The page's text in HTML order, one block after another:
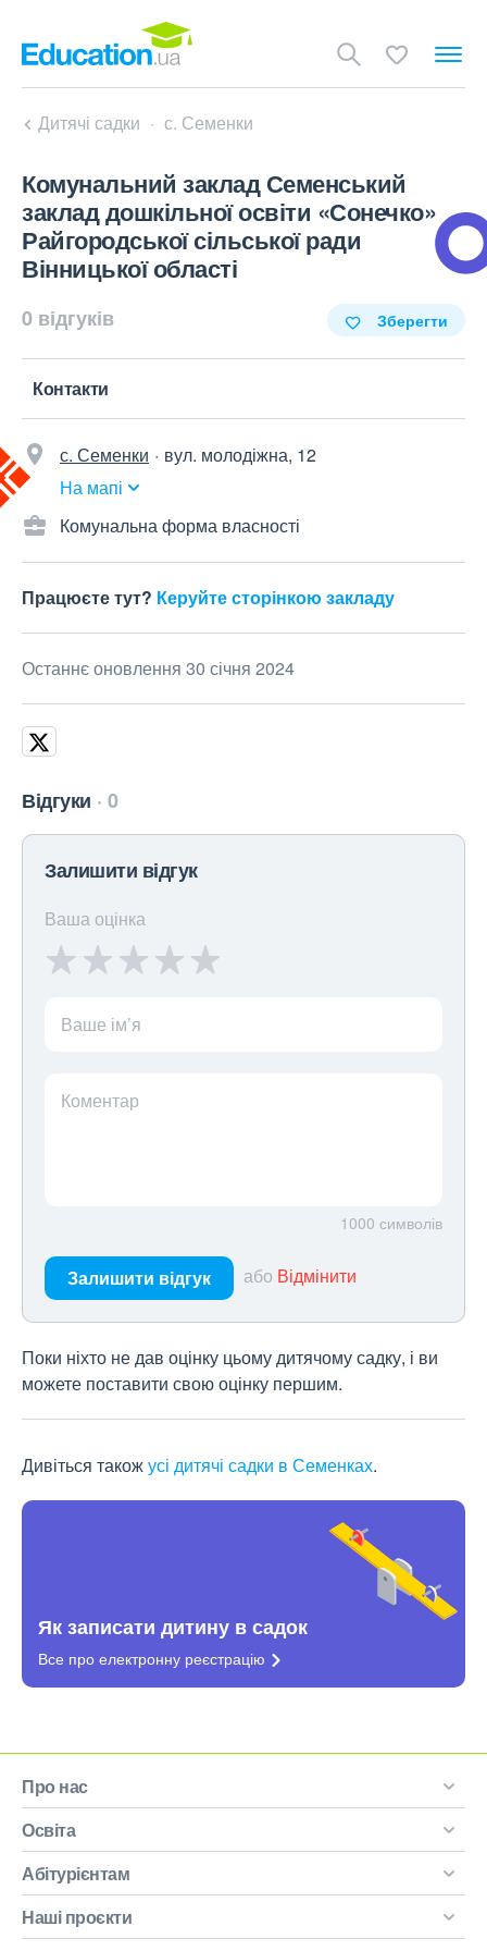
Дитячі садки с. Семенки
Комунальний заклад Семенський
заклад дошкільної освіти «Сонечко»
Райгородської сільської ради
Вінницької області
0 відгуків Зберегти
Контакти
с. Семенки
вул. молодіжна, 12
На мапі
Комунальна форма власності
Працюєте тут? Керуйте сторінкою закладу
Останнє оновлення 30 січня 2024
Відгуки 0
Залишити відгук
Ваша оцінка
Ваше ім’я
Коментар
1000 символів
Залишити відгук або Відмінити
Поки ніхто не дав оцінку цьому дитячому садку, і ви
можете поставити свою оцінку першим.
Дивіться такожусі дитячі садки в Семенках.
Як записати дитину в садок
Все про електронну реєстрацію
Про нас
Освіта
Абітурієнтам
Наші проєкти